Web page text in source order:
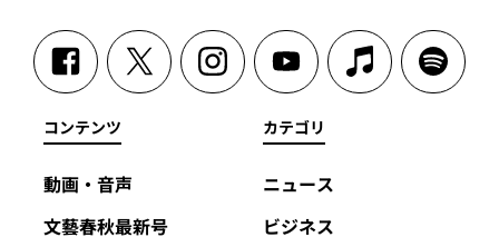
コンテンツ
動画・音声
文藝春秋最新号
カテゴリ
ニュース
ビジネス